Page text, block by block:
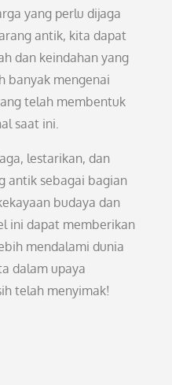
yang perlu dijaga
antik, kita dapat
dan keindahan yang
banyak mengenai
telah membentuk
saat ini.
lestarikan, dan
antik sebagai bagian
budaya dan
ini dapat memberikan
mendalami dunia
dalam upaya
telah menyimak!